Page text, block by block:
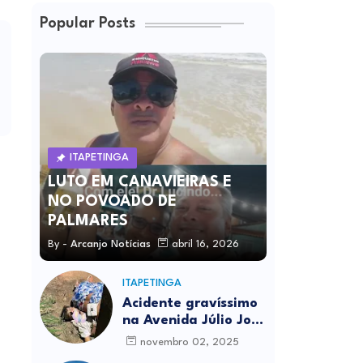
Popular Posts
ITAPETINGA
LUTO EM CANAVIEIRAS E
NO POVOADO DE
PALMARES
By - Arcanjo Notícias abril 16, 2026
ITAPETINGA
Acidente gravíssimo
na Avenida Júlio José
Rodrigues deixa um
novembro 02, 2025